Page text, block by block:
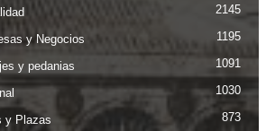
2145
y Negocios 1195
y pedanias 1091
1030
y Plazas 873